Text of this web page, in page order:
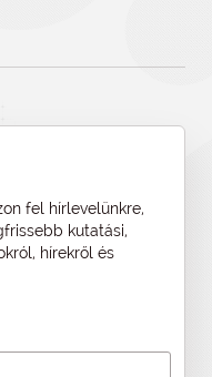
fel hírlevelünkre,
kutatási,
hírekről és